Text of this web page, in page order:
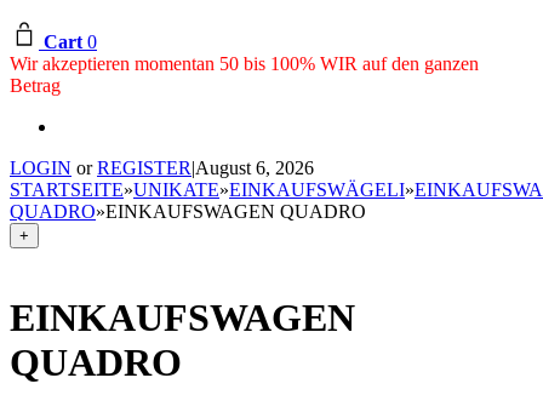
Cart 0
Wir akzeptieren momentan 50 bis 100% WIR auf den ganzen
Betrag
LOGIN orREGISTER|August 6, 2026
STARTSEITE»UNIKATE»EINKAUFSWÄGELI»
QUADRO»EINKAUFSWAGEN QUADRO
+
EINKAUFSWAGEN
QUADRO